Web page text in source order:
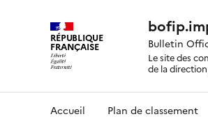
RÉPUBLIQUE
FRANÇAISE Bulletin
Le site des
de la
Accueil Plan de classement